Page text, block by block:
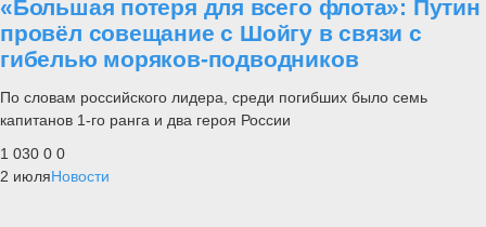
«Большая потеря для всего флота»: Путин
провёл совещание с Шойгу в связи с
гибелью моряков-подводников
По словам российского лидера, среди погибших было семь
капитанов 1-го ранга и два героя России
1 030 0 0
2 июляНовости